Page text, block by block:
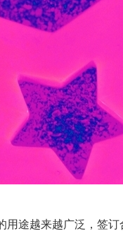
用途越来越广泛，签